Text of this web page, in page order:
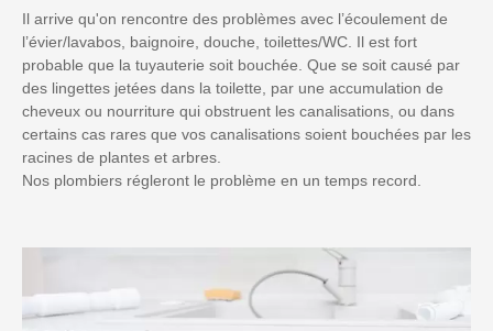
Il arrive qu'on rencontre des problèmes avec l’écoulement de
l’évier/lavabos, baignoire, douche, toilettes/WC. Il est fort
probable que la tuyauterie soit bouchée. Que se soit causé par
des lingettes jetées dans la toilette, par une accumulation de
cheveux ou nourriture qui obstruent les canalisations, ou dans
certains cas rares que vos canalisations soient bouchées par les
racines de plantes et arbres.
Nos plombiers régleront le problème en un temps record.